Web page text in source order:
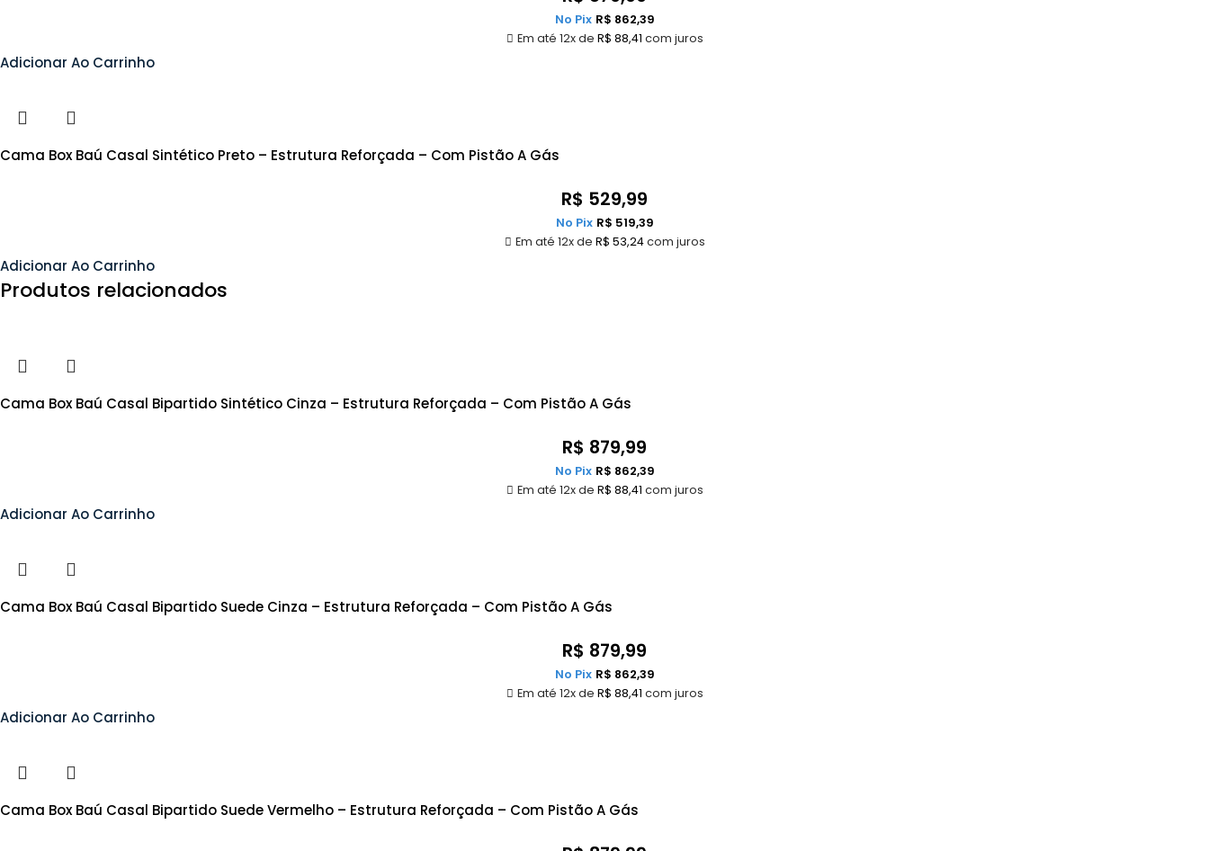
Em até 12x de R$ 88,41 com juros
No Pix R$ 862,39
Adicionar Ao Carrinho
Cama Box Baú Casal Sintético Preto – Estrutura Reforçada – Com Pistão A Gás
R$ 529,99
Em até 12x de R$ 53,24com juros
No Pix R$ 519,39
Adicionar Ao Carrinho
Produtos relacionados
Cama Box Baú Casal Bipartido Sintético Cinza – Estrutura Reforçada – Com Pistão A Gás
R$ 879,99
Em até 12x de R$ 88,41 com juros
No Pix R$ 862,39
Adicionar Ao Carrinho
Cama Box Baú Casal Bipartido Suede Cinza – Estrutura Reforçada – Com Pistão A Gás
R$ 879,99
Em até 12x de R$ 88,41 com juros
No Pix R$ 862,39
Adicionar Ao Carrinho
Cama Box Baú Casal Bipartido Suede Vermelho – Estrutura Reforçada – Com Pistão A Gás